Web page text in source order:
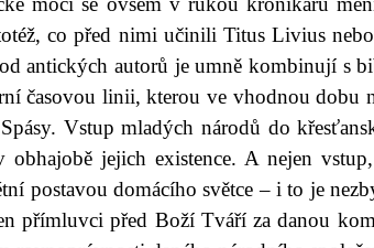
co před nimi učinili Titus Livius
antických autorů je umně kombinují s
časovou linii, kterou ve vhodnou dobu
Vstup mladých národů do
jejich existence. A nejen
postavou domácího světce – i to je
přímluvci před Boží Tváří za danou